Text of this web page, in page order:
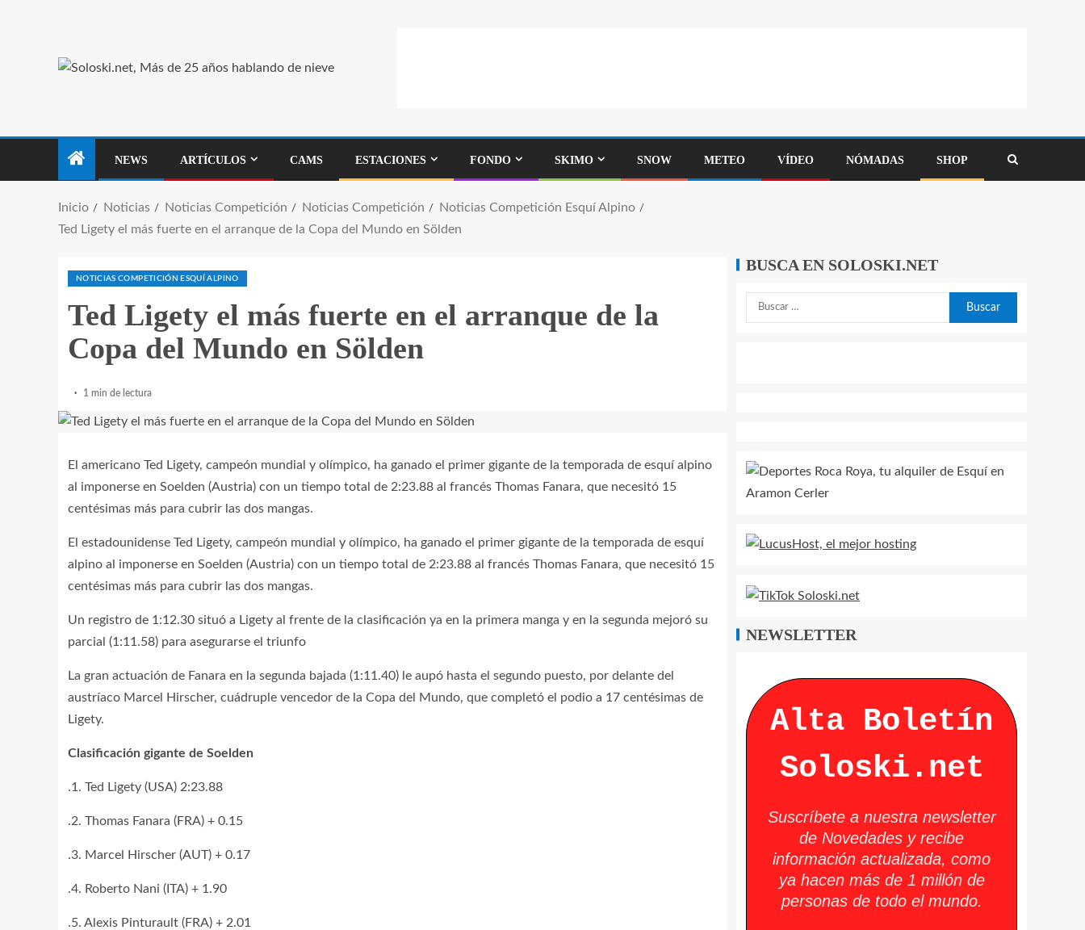
NEWS ARTÍCULOS CAMS ESTACIONES FONDO SKIMO SNOW METEO VÍDEO NÓMADAS SHOP
Inicio Noticias Noticias Competición Noticias Competición
Noticias Competición Esquí Alpino
Ted Ligety el más fuerte en el arranque de la Copa del Mundo en Sölden
NOTICIAS COMPETICIÓN ESQUÍ ALPINO
Ted Ligety el más fuerte en el arranque de la
Copa del Mundo en Sölden
1 min de lectura
El americano Ted Ligety, campeón mundial y olímpico, ha ganado el primer gigante de la temporada de esquí alpino
al imponerse en Soelden (Austria) con un tiempo total de 2:23.88 al francés Thomas Fanara, que necesitó 15
centésimas más para cubrir las dos mangas.
El estadounidense Ted Ligety, campeón mundial y olímpico, ha ganado el primer gigante de la temporada de esquí
alpino al imponerse en Soelden (Austria) con un tiempo total de 2:23.88 al francés Thomas Fanara, que necesitó 15
centésimas más para cubrir las dos mangas.
Un registro de 1:12.30 situó a Ligety al frente de la clasificación ya en la primera manga y en la segunda mejoró su
parcial (1:11.58) para asegurarse el triunfo
La gran actuación de Fanara en la segunda bajada (1:11.40) le aupó hasta el segundo puesto, por delante del
austríaco Marcel Hirscher, cuádruple vencedor de la Copa del Mundo, que completó el podio a 17 centésimas de
Ligety.
Clasificación gigante de Soelden
.1. Ted Ligety (USA) 2:23.88
.2. Thomas Fanara (FRA) + 0.15
.3. Marcel Hirscher (AUT) + 0.17
.4. Roberto Nani (ITA) + 1.90
.5. Alexis Pinturault (FRA) + 2.01
BUSCA EN SOLOSKI.NET
NEWSLETTER
Alta Boletín
Soloski.net
Suscríbete a nuestra newsletter
de Novedades y recibe
información actualizada, como
ya hacen más de 1 millón de
personas de todo el mundo.